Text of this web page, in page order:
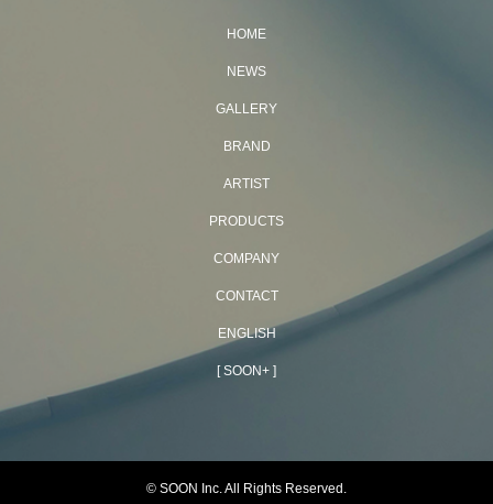
HOME
NEWS
GALLERY
BRAND
ARTIST
PRODUCTS
COMPANY
CONTACT
ENGLISH
[ SOON+ ]
© SOON Inc. All Rights Reserved.